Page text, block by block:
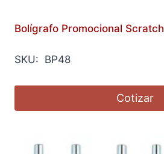
Bolígrafo Promocional Scratch
SKU: BP48
Cotizar